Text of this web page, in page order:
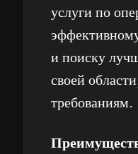
услуги по
и поиску
своей
требованиям.